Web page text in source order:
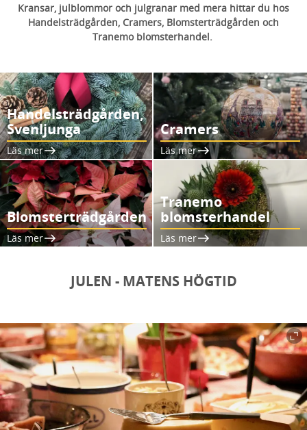
Kransar, julblommor och julgranar med mera hittar du hos
Handelsträdgården, Cramers, Blomsterträdgården och
Tranemo blomsterhandel.
Handelsträdgården,
Svenljunga
Läs mer
Cramers
Läs mer
Blomsterträdgården
Läs mer
Tranemo
blomsterhandel
Läs mer
JULEN - MATENS HÖGTID